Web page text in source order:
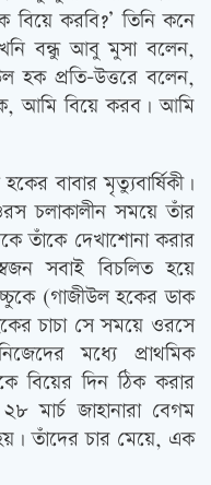
করবি?’ তিনি কনে
বন্ধু আবু মুসা বলেন,
হক প্রতি-উত্তরে বলেন,
আমি বিয়ে করব। আমি
বাবার মৃত্যুবার্ষিকী।
চলাকালীন সময়ে তাঁর
তাঁকে দেখাশোনা করার
সবাই বিচলিত হয়ে
(গাজীউল হকের ডাক
চাচা সে সময়ে ওরসে
মধ্যে প্রাথমিক
বিয়ের দিন ঠিক করার
মার্চ জাহানারা বেগম
তাঁদের চার মেয়ে, এক